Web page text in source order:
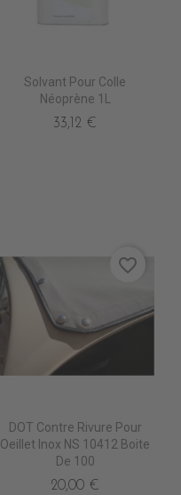
Solvant Pour Colle
Néoprène 1L
33,12 €
DOT Contre Rivure Pour
Oeillet Inox NS 10412 Boite
De 100
20,00 €
favorite_border